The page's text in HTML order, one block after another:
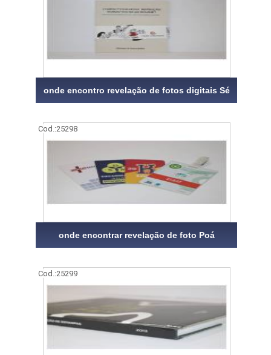
onde encontro revelação de fotos digitais Sé
Cod.:25298
onde encontrar revelação de foto Poá
Cod.:25299